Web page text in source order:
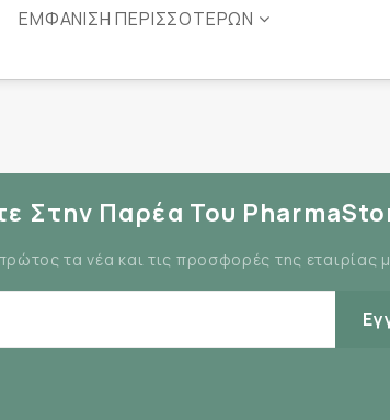
ΕΜΦΆΝΙΣΗ ΠΕΡΙΣΣΌΤΕΡΩΝ
Στην Παρέα Του
τα νέα και τις προσφορές της εταιρίας